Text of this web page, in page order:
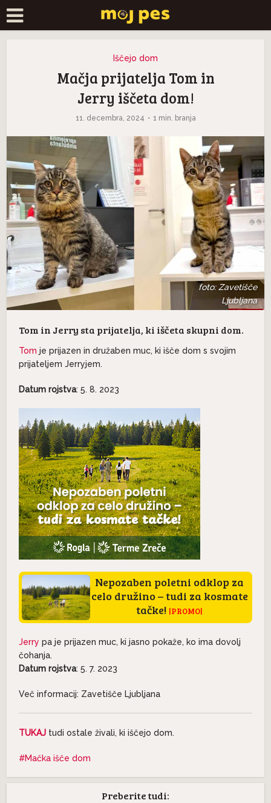
Iščejo dom
Mačja prijatelja Tom in
Jerry iščeta dom!
11. decembra, 2024 1 min. branja
foto: Zavetišče
Ljubljana
Tom in Jerry sta prijatelja, ki iščeta skupni dom.
Tom je prijazen in družaben muc, ki išče dom s svojim
prijateljem Jerryjem.
Datum rojstva: 5. 8. 2023
Nepozaben poletni odklop za
celo družino – tudi za kosmate
tačke! |PROMO|
Jerry pa je prijazen muc, ki jasno pokaže, ko ima dovolj
čohanja.
Datum rojstva: 5. 7. 2023
Več informacij: Zavetišče Ljubljana
TUKAJ tudi ostale živali, ki iščejo dom.
Mačka išče dom
Preberite tudi: